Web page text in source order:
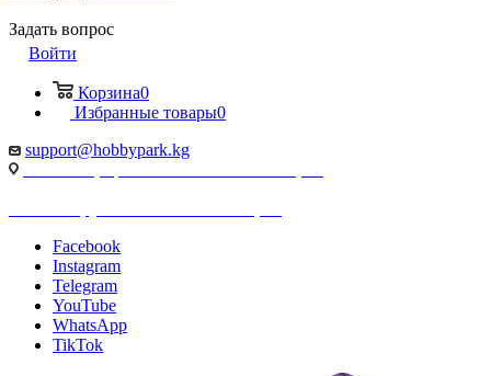
Задать вопрос
Войти
Корзина0
Избранные товары0
support@hobbypark.kg
Facebook
Instagram
Telegram
YouTube
WhatsApp
TikTok